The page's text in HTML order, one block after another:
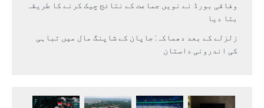
وفاقی بورڈ نے نویں جماعت کے نتائج چیک کرنے کا طریقہ
بتا دیا
زلزلے کے بعد دھماکہ: جاپان کے شاپنگ مال میں تباہی
کی اندرونی داستان